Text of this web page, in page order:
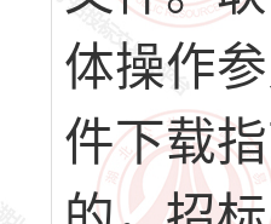
体操作
件下载